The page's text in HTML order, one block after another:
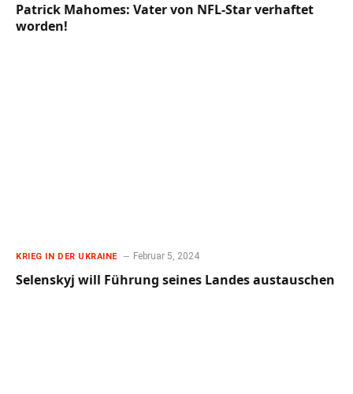
Patrick Mahomes: Vater von NFL-Star verhaftet
worden!
KRIEG IN DER UKRAINE Februar 5, 2024
Selenskyj will Führung seines Landes austauschen